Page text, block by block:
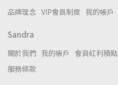
品牌理念 VIP會員制度 我的帳戶
Sandra
關於我們 我的帳戶 會員紅利積點
服務條款